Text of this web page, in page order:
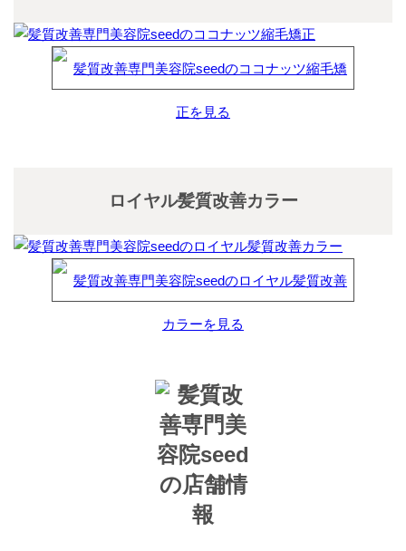
ロイヤル髪質改善カラー